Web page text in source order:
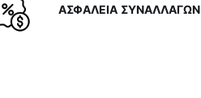
ΑΣΦΑΛΕΙΑ ΣΥΝΑΛΛΑΓΩΝ